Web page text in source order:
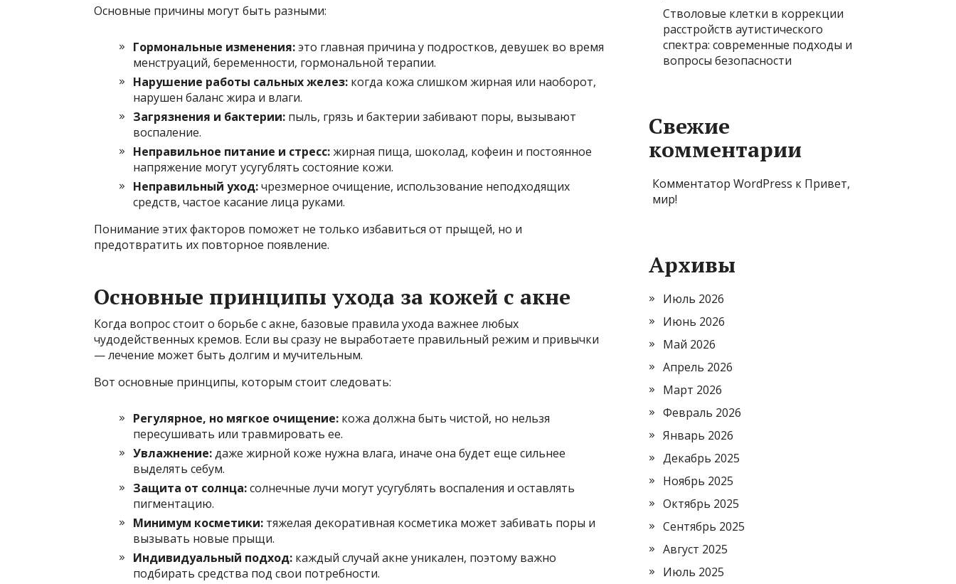
Основные причины могут быть разными:
Гормональные изменения:это главная причина у подростков, девушек во время
менструаций, беременности, гормональной терапии.
Нарушение работы сальных желез: когда кожа слишком жирная или наоборот,
нарушен баланс жира и влаги.
Загрязнения и бактерии: пыль, грязь и бактерии забивают поры, вызывают
воспаление.
Неправильное питание и стресс:жирная пища, шоколад, кофеин и постоянное
напряжение могут усугублять состояние кожи.
Неправильный уход:чрезмерное очищение, использование неподходящих
средств, частое касание лица руками.
Понимание этих факторов поможет не только избавиться от прыщей, но и
предотвратить их повторное появление.
Основные принципы ухода за кожей с акне
Когда вопрос стоит о борьбе с акне, базовые правила ухода важнее любых
чудодейственных кремов. Если вы сразу не выработаете правильный режим и привычки
— лечение может быть долгим и мучительным.
Вот основные принципы, которым стоит следовать:
Регулярное, но мягкое очищение: кожа должна быть чистой, но нельзя
пересушивать или травмировать ее.
Увлажнение:даже жирной коже нужна влага, иначе она будет еще сильнее
выделять себум.
Защита от солнца:солнечные лучи могут усугублять воспаления и оставлять
пигментацию.
Минимум косметики: тяжелая декоративная косметика может забивать поры и
вызывать новые прыщи.
Индивидуальный подход: каждый случай акне уникален, поэтому важно
подбирать средства под свои потребности.
Стволовые клетки в коррекции
расстройств аутистического
спектра: современные подходы и
вопросы безопасности
Свежие
комментарии
Комментатор WordPress к Привет,
мир!
Архивы
Июль 2026
Июнь 2026
Май 2026
Апрель 2026
Март 2026
Февраль 2026
Январь 2026
Декабрь 2025
Ноябрь 2025
Октябрь 2025
Сентябрь 2025
Август 2025
Июль 2025